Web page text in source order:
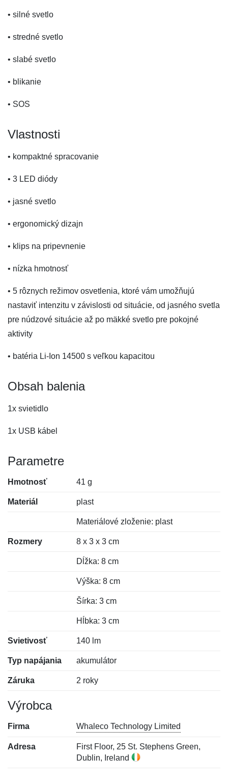
• silné svetlo
• stredné svetlo
• slabé svetlo
• blikanie
• SOS
Vlastnosti
• kompaktné spracovanie
• 3 LED diódy
• jasné svetlo
• ergonomický dizajn
• klips na pripevnenie
• nízka hmotnosť
• 5 rôznych režimov osvetlenia, ktoré vám umožňujú
nastaviť intenzitu v závislosti od situácie, od jasného svetla
pre núdzové situácie až po mäkké svetlo pre pokojné
aktivity
• batéria Li-Ion 14500 s veľkou kapacitou
Obsah balenia
1x svietidlo
1x USB kábel
Parametre
Hmotnosť 41 g
Materiál plast
Materiálové zloženie: plast
Rozmery 8 x 3 x 3 cm
Dĺžka: 8 cm
Výška: 8 cm
Šírka: 3 cm
Hĺbka: 3 cm
Svietivosť 140 lm
Typ napájania akumulátor
Záruka 2 roky
Výrobca
Firma Whaleco Technology Limited
Adresa
First Floor, 25 St. Stephens Green,
Dublin, Ireland